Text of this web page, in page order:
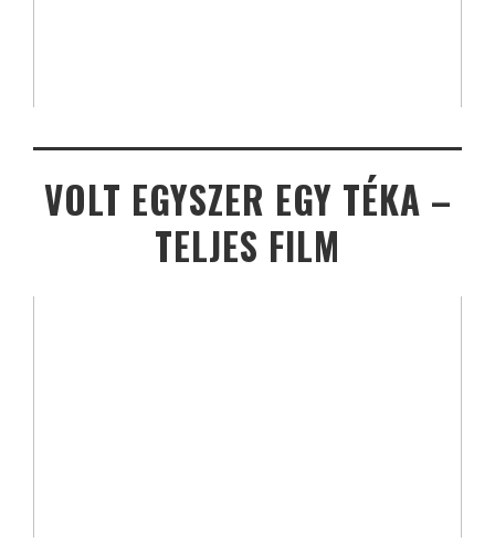
VOLT EGYSZER EGY TÉKA –
TELJES FILM